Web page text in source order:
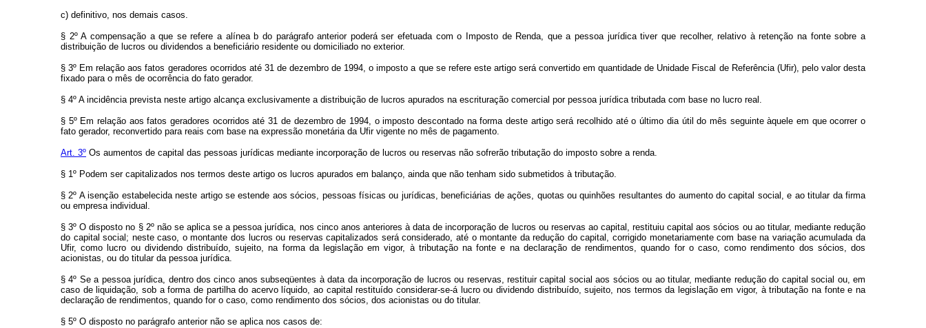
c) definitivo, nos demais casos.
§ 2º A compensação a que se refere a alínea b do parágrafo anterior poderá ser efetuada com o Imposto de Renda, que a pessoa jurídica tiver que recolher, relativo à retenção na fonte sobre a
distribuição de lucros ou dividendos a beneficiário residente ou domiciliado no exterior.
§ 3º Em relação aos fatos geradores ocorridos até 31 de dezembro de 1994, o imposto a que se refere este artigo será convertido em quantidade de Unidade Fiscal de Referência (Ufir), pelo valor desta
fixado para o mês de ocorrência do fato gerador.
§ 4º A incidência prevista neste artigo alcança exclusivamente a distribuição de lucros apurados na escrituração comercial por pessoa jurídica tributada com base no lucro real.
§ 5º Em relação aos fatos geradores ocorridos até 31 de dezembro de 1994, o imposto descontado na forma deste artigo será recolhido até o último dia útil do mês seguinte àquele em que ocorrer o
fato gerador, reconvertido para reais com base na expressão monetária da Ufir vigente no mês de pagamento.
Art. 3º Os aumentos de capital das pessoas jurídicas mediante incorporação de lucros ou reservas não sofrerão tributação do imposto sobre a renda.
§ 1º Podem ser capitalizados nos termos deste artigo os lucros apurados em balanço, ainda que não tenham sido submetidos à tributação.
§ 2º A isenção estabelecida neste artigo se estende aos sócios, pessoas físicas ou jurídicas, beneficiárias de ações, quotas ou quinhões resultantes do aumento do capital social, e ao titular da firma
ou empresa individual.
§ 3º O disposto no § 2º não se aplica se a pessoa jurídica, nos cinco anos anteriores à data de incorporação de lucros ou reservas ao capital, restituiu capital aos sócios ou ao titular, mediante redução
do capital social; neste caso, o montante dos lucros ou reservas capitalizados será considerado, até o montante da redução do capital, corrigido monetariamente com base na variação acumulada da
Ufir, como lucro ou dividendo distribuído, sujeito, na forma da legislação em vigor, à tributação na fonte e na declaração de rendimentos, quando for o caso, como rendimento dos sócios, dos
acionistas, ou do titular da pessoa jurídica.
§ 4º Se a pessoa jurídica, dentro dos cinco anos subseqüentes à data da incorporação de lucros ou reservas, restituir capital social aos sócios ou ao titular, mediante redução do capital social ou, em
caso de liquidação, sob a forma de partilha do acervo líquido, ao capital restituído considerar-se-á lucro ou dividendo distribuído, sujeito, nos termos da legislação em vigor, à tributação na fonte e na
declaração de rendimentos, quando for o caso, como rendimento dos sócios, dos acionistas ou do titular.
§ 5º O disposto no parágrafo anterior não se aplica nos casos de: